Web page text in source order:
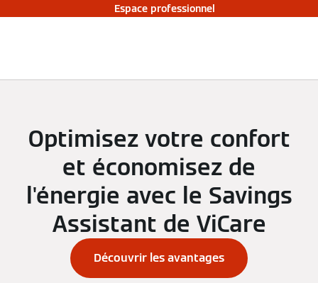
Espace professionnel
Optimisez votre confort
et économisez de
l'énergie avec le Savings
Assistant de ViCare
Découvrir les avantages